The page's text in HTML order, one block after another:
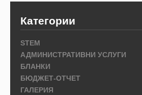
Категории
STEM
АДМИНИСТРАТИВНИ УСЛУГИ
БЛАНКИ
БЮДЖЕТ-ОТЧЕТ
ГАЛЕРИЯ